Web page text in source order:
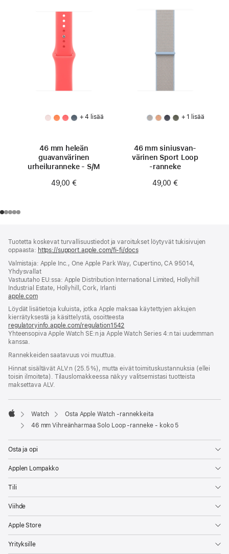
+ 4 lisää
46 mm heleän
guavan­värinen
urheiluranneke - S/M
49,00 €
+ 1 lisää
46 mm siniusvan­
värinen Sport Loop
‑ranneke
49,00 €
Tuotetta koskevat turvallisuustiedot ja varoitukset löytyvät tukisivujen
oppaasta: https://support.apple.com/fi-fi/docs(avautuu
ikkunaan)
Valmistaja: Apple Inc., One Apple Park Way, Cupertino, CA 95014,
Yhdysvallat
Vastuutaho EU:ssa: Apple Distribution International Limited, Hollyhill
Industrial Estate, Hollyhill, Cork, Irlanti
apple.com(avautuu
uuteen
ikkunaan)
Löydät lisätietoja kuluista, jotka Apple maksaa käytettyjen akkujen
kierrätyksestä ja käsittelystä, osoitteesta
regulatoryinfo.apple.com/regulation1542
uuteen
Yhteensopiva Apple Watch SE:n ja Apple Watch Series 4:n tai uudemman
kanssa.
Rannekkeiden saatavuus voi muuttua.
Hinnat sisältävät ALV:n (25.5 %), mutta eivät toimitus­kustannuksia (ellei
toisin ilmoiteta). Tilauslomakkeessa näkyy valitsemistasi tuotteista
maksettava ALV.
Apple
Watch
Osta Apple Watch ‑rannekkeita
46 mm Vihreänharmaa Solo Loop ‑ranneke - koko 5
Osta ja opi
Applen Lompakko
Tili
Viihde
Apple Store
Yrityksille